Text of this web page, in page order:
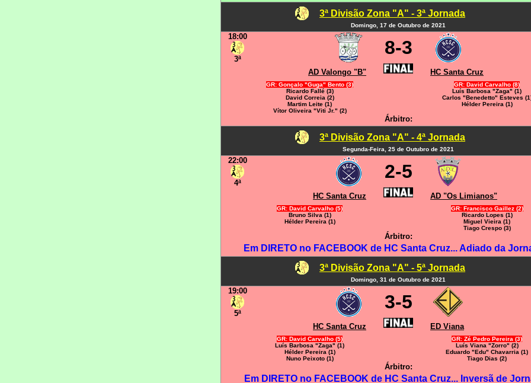
3ª Divisão Zona "A" - 3ª Jornada
Domingo, 17 de Outubro de 2021
18:00
3ª
8-3
AD Valongo "B" HC Santa Cruz
GR: Gonçalo "Guga" Bento (3)
Ricardo Fallé (3)
David Correia (2)
Martim Leite (1)
Vítor Oliveira "Viti Jr." (2)
GR: David Carvalho (8)
Luís Barbosa "Zaga" (1)
Carlos "Benedetto" Esteves
Hélder Pereira (1)
Árbitro:
3ª Divisão Zona "A" - 4ª Jornada
Segunda-Feira, 25 de Outubro de 2021
22:00
4ª
2-5
HC Santa Cruz AD "Os Limianos"
GR: David Carvalho (5)
Bruno Silva (1)
Hélder Pereira (1)
GR: Francisco Gaillez (2)
Ricardo Lopes (1)
Miguel Vieira (1)
Tiago Crespo (3)
Árbitro:
Em DIRETO no FACEBOOK de HC Santa Cruz... Adiado da
3ª Divisão Zona "A" - 5ª Jornada
Domingo, 31 de Outubro de 2021
19:00
5ª
3-5
HC Santa Cruz ED Viana
GR: David Carvalho (5)
Luís Barbosa "Zaga" (1)
Hélder Pereira (1)
Nuno Peixoto (1)
GR: Zé Pedro Pereira (3)
Luís Viana "Zorro" (2)
Eduardo "Edu" Chavarria (1)
Tiago Dias (2)
Árbitro:
Em DIRETO no FACEBOOK de HC Santa Cruz... Inversã de